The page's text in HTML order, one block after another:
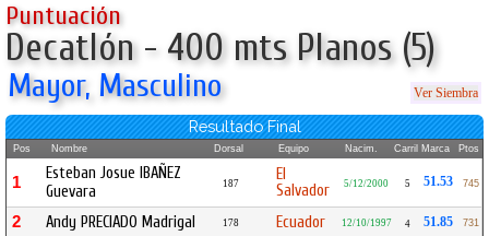
Puntuación
Decatlón - 400 mts Planos (5)
Mayor, Masculino Ver Siembra
Resultado Final
Pos Nombre Dorsal Equipo Nacim. Carril Marca Ptos
1
Esteban Josue IBAÑEZ
Guevara
187
El
Salvador
5/12/2000 5 51.53 745
2 Andy PRECIADO Madrigal 178 Ecuador 12/10/1997 4 51.85 731